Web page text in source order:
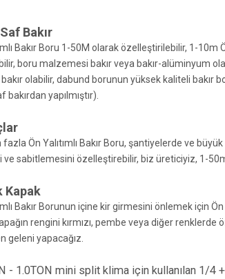
Bakır
Bakır Boru 1-50M olarak özelleştirilebilir, 1-10m
boru malzemesi bakır veya bakır-alüminyum
bakır olabilir, dabund borunun yüksek kaliteli bakır
bakırdan yapılmıştır).
Ön Yalıtımlı Bakır Boru, şantiyelerde ve
ve sabitlemesini özelleştirebilir, biz üreticiyiz, 1-
Kapak
Bakır Borunun içine kir girmesini önlemek için
rengini kırmızı, pembe veya diğer
geleni yapacağız.
- 1.0TON mini split klima için kullanılan 1/4